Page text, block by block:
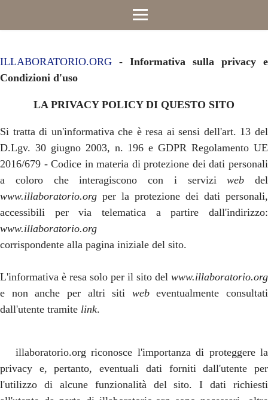
ILLABORATORIO.ORG - Informativa sulla privacy e
Condizioni d'uso
LA PRIVACY POLICY DI QUESTO SITO
Si tratta di un'informativa che è resa ai sensi dell'art. 13 del
D.Lgv. 30 giugno 2003, n. 196 e GDPR Regolamento UE
2016/679 - Codice in materia di protezione dei dati personali
a coloro che interagiscono con i serviziweb del
www.illaboratorio.org per la protezione dei dati personali,
accessibili per via telematica a partire dall'indirizzo:
www.illaboratorio.org
corrispondente alla pagina iniziale del sito.
L'informativa è resa solo per il sito del www.illaboratorio.org
e non anche per altri siti webeventualmente consultati
dall'utente tramite link.
illaboratorio.org riconosce l'importanza di proteggere la
privacy e, pertanto, eventuali dati forniti dall'utente per
l'utilizzo di alcune funzionalità del sito. I dati richiesti